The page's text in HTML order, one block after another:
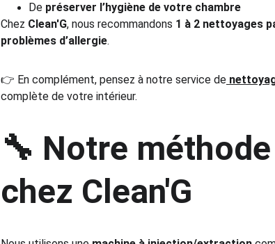
De préserver l’hygiène de votre chambre
Chez Clean'G, nous recommandons 1 à 2 nettoyages
problèmes d’allergie.
👉 En complément, pensez à notre service de
complète de votre intérieur.
🔧 Notre
chez Clean'G